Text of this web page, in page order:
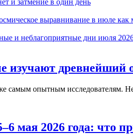
и затмение в один день
выравнивание в июле
и неблагоприятные дни июля
изучают древнейший
самым опытным исследователям.
мая 2026 года: что